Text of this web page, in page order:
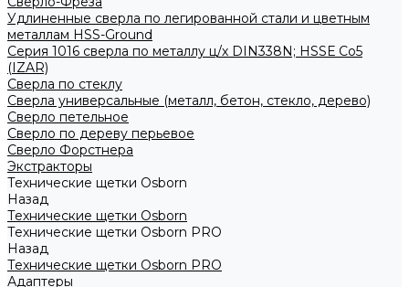
Удлиненные сверла по легированной стали и цветным
металлам HSS-Ground
Серия 1016 сверла по металлу ц/х DIN338N; HSSЕ Со5
(IZAR)
Сверла по стеклу
Сверла универсальные (металл, бетон, стекло, дерево)
Сверло петельное
Сверло по дереву перьевое
Сверло Форстнера
Экстракторы
Технические щетки Osborn
Назад
Технические щетки Osborn
Технические щетки Osborn PRO
Назад
Технические щетки Osborn PRO
Адаптеры